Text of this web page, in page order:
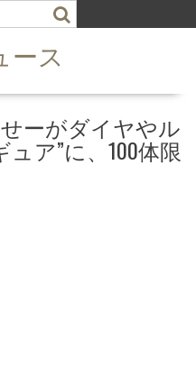
ース
ーがダイヤやル
ア”に、100体限